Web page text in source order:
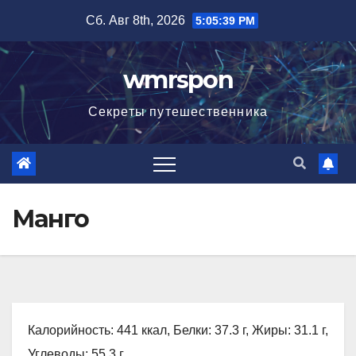
содержимому
Сб. Авг 8th, 2026 5:05:40 PM
wmrspon
Секреты путешественника
Манго
Калорийность: 441 ккал, Белки: 37.3 г, Жиры: 31.1 г,